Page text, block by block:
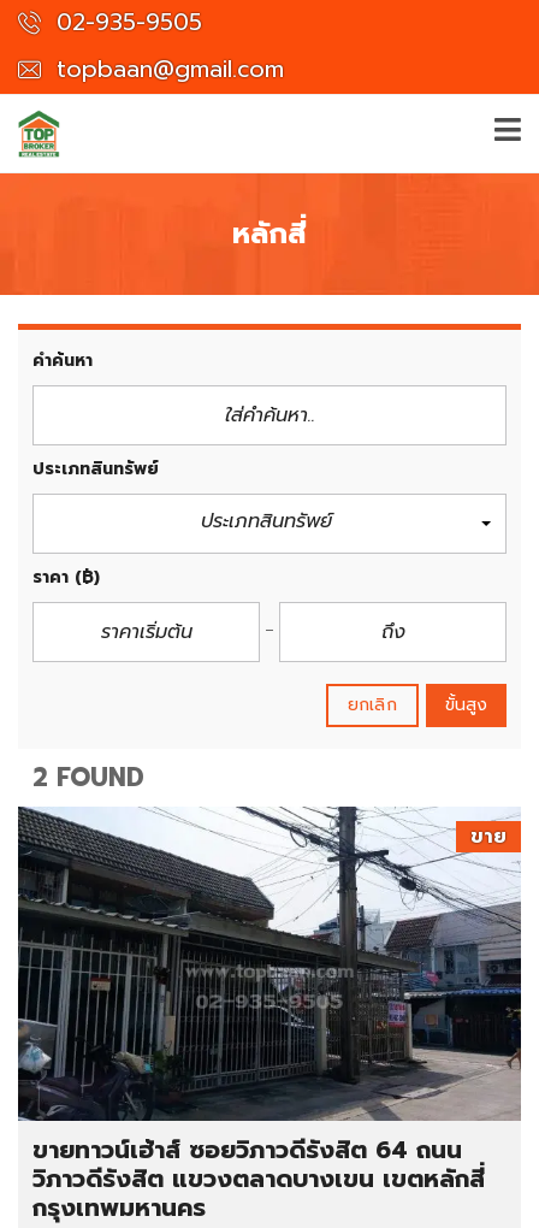
02-935-9505
topbaan@gmail.com
หลักสี่
คำค้นหา
ประเภทสินทรัพย์
ประเภทสินทรัพย์
ราคา (฿)
ยกเลิก ขั้นสูง
2 FOUND
ขาย
ขายทาวน์เฮ้าส์ ซอยวิภาวดีรังสิต 64 ถนน
วิภาวดีรังสิต แขวงตลาดบางเขน เขตหลักสี่
กรุงเทพมหานคร